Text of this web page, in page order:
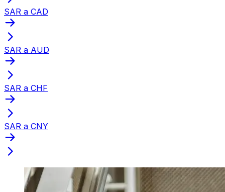
SAR a CAD
SAR a AUD
SAR a CHF
SAR a CNY